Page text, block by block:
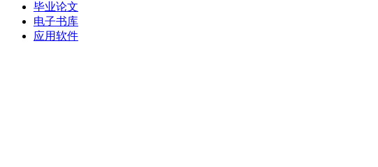
毕业论文
电子书库
应用软件